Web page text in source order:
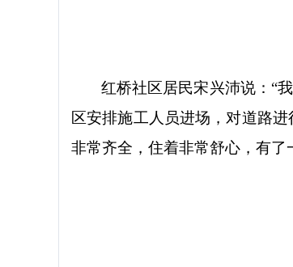
红桥社区居民宋兴沛说： “
区安排施工人员进场，对道路
非常齐全，住着非常舒心，有了